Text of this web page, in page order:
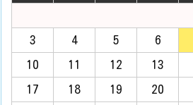
3 4 5 6
10 11 12 13
17 18 19 20